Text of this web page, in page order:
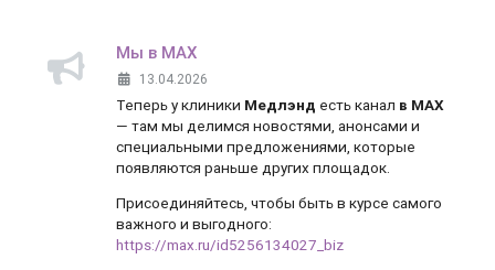
Мы в MAX
13.04.2026
Теперь у клиники Медлэнд есть канал в MAX
— там мы делимся новостями, анонсами и
специальными предложениями, которые
появляются раньше других площадок.
Присоединяйтесь, чтобы быть в курсе самого
важного и выгодного:
https://max.ru/id5256134027_biz